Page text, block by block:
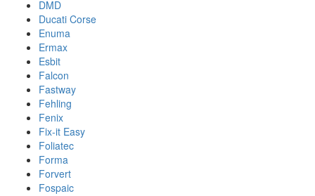
DMD
Ducati Corse
Enuma
Ermax
Esbit
Falcon
Fastway
Fehling
Fenix
Fix-it Easy
Foliatec
Forma
Forvert
Fospaic